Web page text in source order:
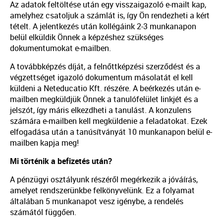
Az adatok feltöltése után egy visszaigazoló e-mailt kap,
amelyhez csatoljuk a számlát is, így Ön rendezheti a kért
tételt. A jelentkezés után kollégáink 2-3 munkanapon
belül elküldik Önnek a képzéshez szükséges
dokumentumokat e-mailben.
A továbbképzés díját, a felnőttképzési szerződést és a
végzettséget igazoló dokumentum másolatát el kell
küldeni a Neteducatio Kft. részére. A beérkezés után e-
mailben megküldjük Önnek a tanulófelület linkjét és a
jelszót, így máris elkezdheti a tanulást. A konzulens
számára e-mailben kell megküldenie a feladatokat. Ezek
elfogadása után a tanúsítványát 10 munkanapon belül e-
mailben kapja meg!
Mi történik a befizetés után?
A pénzügyi osztályunk részéről megérkezik a jóváírás,
amelyet rendszerünkbe felkönyvelünk. Ez a folyamat
általában 5 munkanapot vesz igénybe, a rendelés
számától függően.